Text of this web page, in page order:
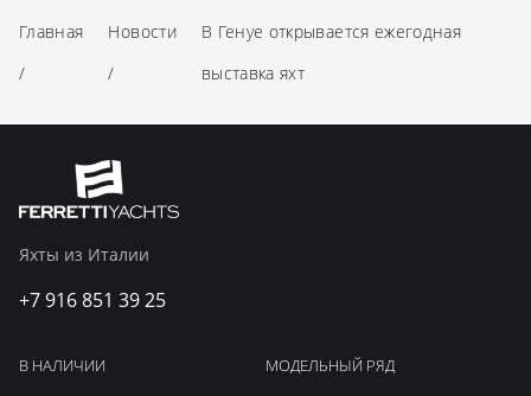
Главная
/
Новости
/
В Генуе открывается ежегодная
выставка яхт
Яхты из Италии
+7 916 851 39 25
В НАЛИЧИИ МОДЕЛЬНЫЙ РЯД